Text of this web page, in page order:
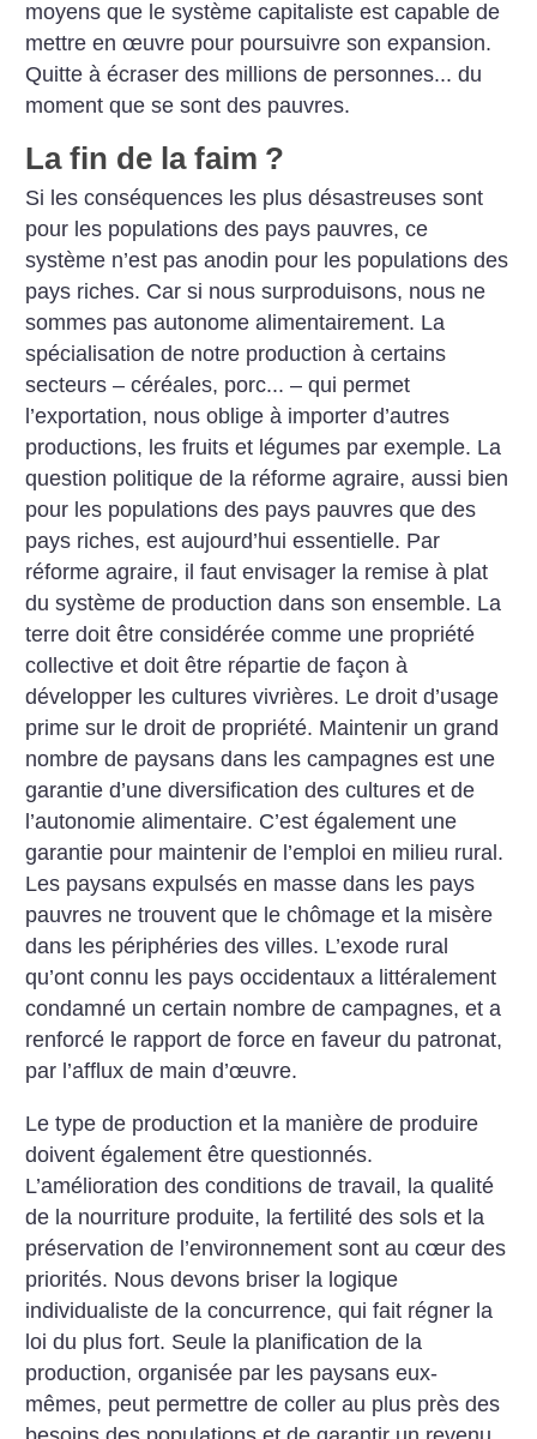
moyens que le système capitaliste est capable de
mettre en œuvre pour poursuivre son expansion.
Quitte à écraser des millions de personnes... du
moment que se sont des pauvres.
La fin de la faim ?
Si les conséquences les plus désastreuses sont
pour les populations des pays pauvres, ce
système n’est pas anodin pour les populations des
pays riches. Car si nous surproduisons, nous ne
sommes pas autonome alimentairement. La
spécialisation de notre production à certains
secteurs – céréales, porc... – qui permet
l’exportation, nous oblige à importer d’autres
productions, les fruits et légumes par exemple. La
question politique de la réforme agraire, aussi bien
pour les populations des pays pauvres que des
pays riches, est aujourd’hui essentielle. Par
réforme agraire, il faut envisager la remise à plat
du système de production dans son ensemble. La
terre doit être considérée comme une propriété
collective et doit être répartie de façon à
développer les cultures vivrières. Le droit d’usage
prime sur le droit de propriété. Maintenir un grand
nombre de paysans dans les campagnes est une
garantie d’une diversification des cultures et de
l’autonomie alimentaire. C’est également une
garantie pour maintenir de l’emploi en milieu rural.
Les paysans expulsés en masse dans les pays
pauvres ne trouvent que le chômage et la misère
dans les périphéries des villes. L’exode rural
qu’ont connu les pays occidentaux a littéralement
condamné un certain nombre de campagnes, et a
renforcé le rapport de force en faveur du patronat,
par l’afflux de main d’œuvre.
Le type de production et la manière de produire
doivent également être questionnés.
L’amélioration des conditions de travail, la qualité
de la nourriture produite, la fertilité des sols et la
préservation de l’environnement sont au cœur des
priorités. Nous devons briser la logique
individualiste de la concurrence, qui fait régner la
loi du plus fort. Seule la planification de la
production, organisée par les paysans eux-
mêmes, peut permettre de coller au plus près des